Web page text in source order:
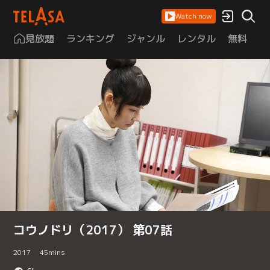
Watch now
見放題 ランキング ジャンル レンタル 無料
コウノドリ（2017） 第07話
2017 45mins